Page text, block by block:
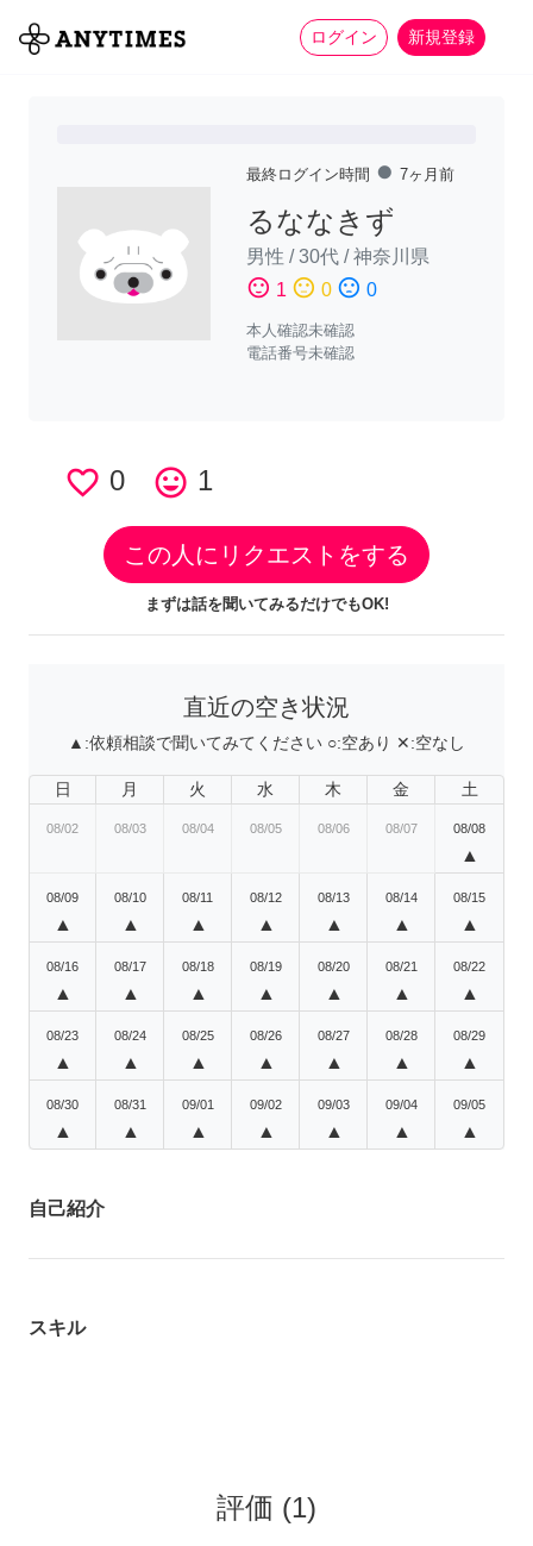
ログイン 新規登録
全て 家事 more_horiz
最終ログイン時間 fiber_manual_record 7ヶ月前
るななきず
男性 /30代 /神奈川県
sentiment_satisfied 1 sentiment_neutral 0 sentiment_dissatisfied 0
本人確認未確認
電話番号未確認
favorite_border 0 tag_faces 1
この人にリクエストをする
まずは話を聞いてみるだけでもOK!
直近の空き状況
▲:依頼相談で聞いてみてください ○:空あり ✕:空なし
日 月 火 水 木 金 土
08/02 08/03 08/04 08/05 08/06 08/07 08/08
▲
08/09
▲
08/10
▲
08/11
▲
08/12
▲
08/13
▲
08/14
▲
08/15
▲
08/16
▲
08/17
▲
08/18
▲
08/19
▲
08/20
▲
08/21
▲
08/22
▲
08/23
▲
08/24
▲
08/25
▲
08/26
▲
08/27
▲
08/28
▲
08/29
▲
08/30
▲
08/31
▲
09/01
▲
09/02
▲
09/03
▲
09/04
▲
09/05
▲
自己紹介
スキル
評価 (1)